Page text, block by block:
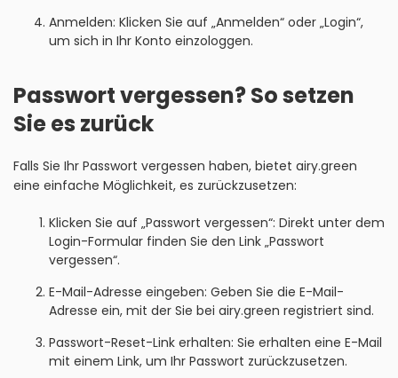
Anmelden: Klicken Sie auf „Anmelden“ oder „Login“,
um sich in Ihr Konto einzologgen.
Passwort vergessen? So setzen
Sie es zurück
Falls Sie Ihr Passwort vergessen haben, bietet airy.green
eine einfache Möglichkeit, es zurückzusetzen:
Klicken Sie auf „Passwort vergessen“: Direkt unter dem
Login-Formular finden Sie den Link „Passwort
vergessen“.
E-Mail-Adresse eingeben: Geben Sie die E-Mail-
Adresse ein, mit der Sie bei airy.green registriert sind.
Passwort-Reset-Link erhalten: Sie erhalten eine E-Mail
mit einem Link, um Ihr Passwort zurückzusetzen.